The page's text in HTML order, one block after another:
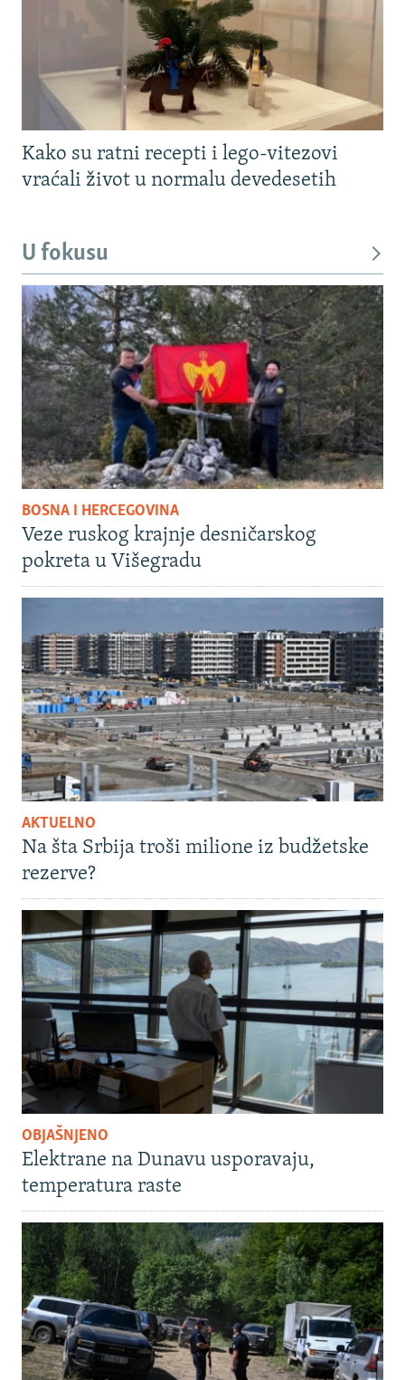
Kako su ratni recepti i lego-vitezovi
vraćali život u normalu devedesetih
U fokusu
BOSNA I HERCEGOVINA
Veze ruskog krajnje desničarskog
pokreta u Višegradu
AKTUELNO
Na šta Srbija troši milione iz budžetske
rezerve?
OBJAŠNJENO
Elektrane na Dunavu usporavaju,
temperatura raste